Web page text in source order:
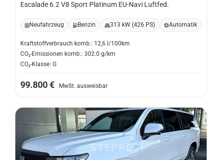
Escalade 6.2 V8 Sport Platinum EU-Navi Luftfed.
Neufahrzeug Benzin 313 kW (426 PS) Automatik
Kraftstoffverbrauch komb.: 12,6 l/100km
CO₂-Emissionen komb.: 302.0 g/km
CO₂-Klasse: G
99.800 € MwSt. ausweisbar